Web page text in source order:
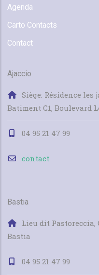
Agenda
Carto Contacts
Contact
Ajaccio
Siège: Résidence
Batiment C1, Boulevard
04 95 21 47 99
contact
Bastia
Lieu dit Pastoreccia,
Bastia
04 95 21 47 99